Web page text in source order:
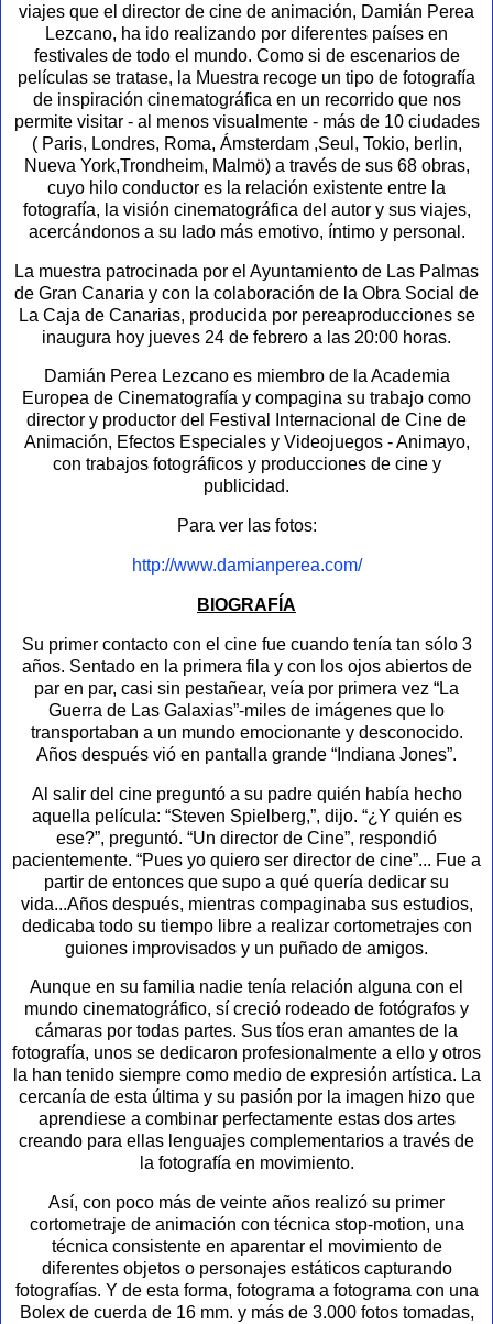
viajes que el director de cine de animación, Damián Perea
Lezcano, ha ido realizando por diferentes países en
festivales de todo el mundo. Como si de escenarios de
películas se tratase, la Muestra recoge un tipo de fotografía
de inspiración cinematográfica en un recorrido que nos
permite visitar - al menos visualmente - más de 10 ciudades
( Paris, Londres, Roma, Ámsterdam ,Seul, Tokio, berlin,
Nueva York,Trondheim, Malmö) a través de sus 68 obras,
cuyo hilo conductor es la relación existente entre la
fotografía, la visión cinematográfica del autor y sus viajes,
acercándonos a su lado más emotivo, íntimo y personal.
La muestra patrocinada por el Ayuntamiento de Las Palmas
de Gran Canaria y con la colaboración de la Obra Social de
La Caja de Canarias, producida por pereaproducciones se
inaugura hoy jueves 24 de febrero a las 20:00 horas.
Damián Perea Lezcano es miembro de la Academia
Europea de Cinematografía y compagina su trabajo como
director y productor del Festival Internacional de Cine de
Animación, Efectos Especiales y Videojuegos - Animayo,
con trabajos fotográficos y producciones de cine y
publicidad.
Para ver las fotos:
http://www.damianperea.com/
BIOGRAFÍA
Su primer contacto con el cine fue cuando tenía tan sólo 3
años. Sentado en la primera fila y con los ojos abiertos de
par en par, casi sin pestañear, veía por primera vez “La
Guerra de Las Galaxias”-miles de imágenes que lo
transportaban a un mundo emocionante y desconocido.
Años después vió en pantalla grande “Indiana Jones”.
Al salir del cine preguntó a su padre quién había hecho
aquella película: “Steven Spielberg,”, dijo. “¿Y quién es
ese?”, preguntó. “Un director de Cine”, respondió
pacientemente. “Pues yo quiero ser director de cine”... Fue a
partir de entonces que supo a qué quería dedicar su
vida...Años después, mientras compaginaba sus estudios,
dedicaba todo su tiempo libre a realizar cortometrajes con
guiones improvisados y un puñado de amigos.
Aunque en su familia nadie tenía relación alguna con el
mundo cinematográfico, sí creció rodeado de fotógrafos y
cámaras por todas partes. Sus tíos eran amantes de la
fotografía, unos se dedicaron profesionalmente a ello y otros
la han tenido siempre como medio de expresión artística. La
cercanía de esta última y su pasión por la imagen hizo que
aprendiese a combinar perfectamente estas dos artes
creando para ellas lenguajes complementarios a través de
la fotografía en movimiento.
Así, con poco más de veinte años realizó su primer
cortometraje de animación con técnica stop-motion, una
técnica consistente en aparentar el movimiento de
diferentes objetos o personajes estáticos capturando
fotografías. Y de esta forma, fotograma a fotograma con una
Bolex de cuerda de 16 mm. y más de 3.000 fotos tomadas,